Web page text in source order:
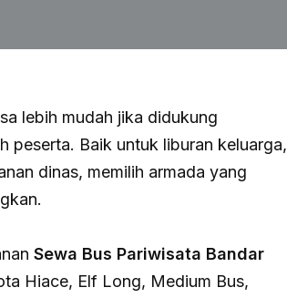
lebih mudah jika didukung
peserta. Baik untuk liburan keluarga,
dinas, memilih armada yang
Sewa Bus Pariwisata Bandar
Hiace, Elf Long, Medium Bus,